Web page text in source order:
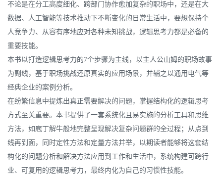
不论是在分工高度细化、跨部门协作愈加复杂的职场中，还是在大
数据、人工智能等技术推动下不断变化的日常生活中，要想保持个
人竞争力、从容有序地应对各种未知挑战，逻辑思考力都是必备的
重要技能。
本书以打造逻辑思考力的7个步骤为主线，以主人公山姆的职场故事
为副线，基于职场挑战还原真实的应用场景，并辅之以通用电气等
经典企业的案例分析。
在纷繁信息中提炼出真正需要解决的问题，掌握结构化的逻辑思考
方式至关重要。本书提供了一套系统化且易实施的分析工具和思维
方法，如庖丁解牛般地完整呈现解决复杂问题群的全过程；从点到
线再到面，同时定性方法和定量方法并举，以期读者能够将这套结
构化的问题分析和解决方法应用到工作和生活中，系统构建可跨行
业、可复用的逻辑思考力，最终内化为自己的习惯性技能。